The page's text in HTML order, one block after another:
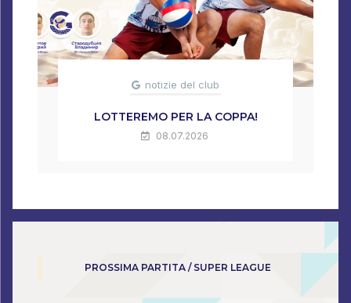
notizie del club
LOTTEREMO PER LA COPPA!
08.07.2026
PROSSIMA PARTITA / SUPER LEAGUE